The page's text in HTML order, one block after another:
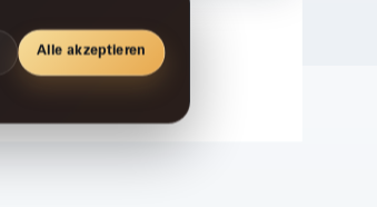
Alle akzeptieren